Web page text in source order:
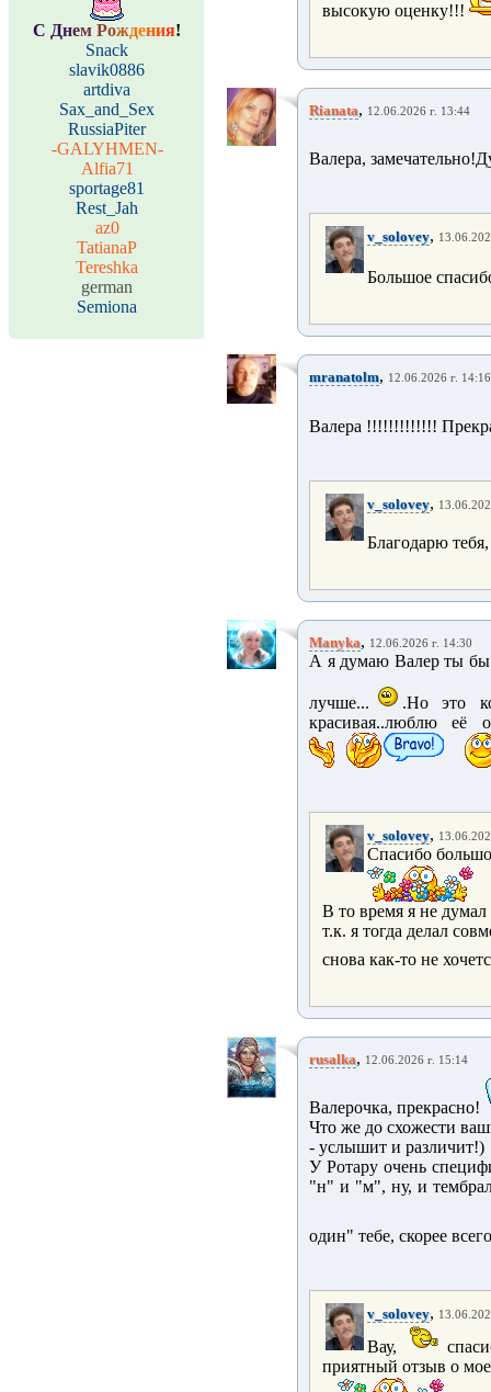
С ДнемРождения!
Snack
slavik0886
artdiva
Sax_and_Sex
RussiaPiter
-GALYHMEN-
Alfia71
sportage81
Rest_Jah
az0
TatianaP
Tereshka
german
Semiona
высокую оценку!!!
Rianata, 12.06.2026 г. 13:44
Валера,
v_solovey,
Большое
mranatolm, 12.06.2026 г. 14:16
Валера !!!!!!!!!!!!!
v_solovey,
Благодарю
Manyka, 12.06.2026 г. 14:30
А я думаю Валер ты бы
лучше...
.Но это
красивая..люблю её
v_solovey,
Спасибо
В то время я не думал
т.к. я тогда делал
снова как-то не
rusalka, 12.06.2026 г. 15:14
Валерочка, прекрасно!
Что же до схожести
- услышит и различит!)
У Ротару очень
"н" и "м", ну, и
один" тебе, скорее
v_solovey,
Вау,
приятный отзыв о